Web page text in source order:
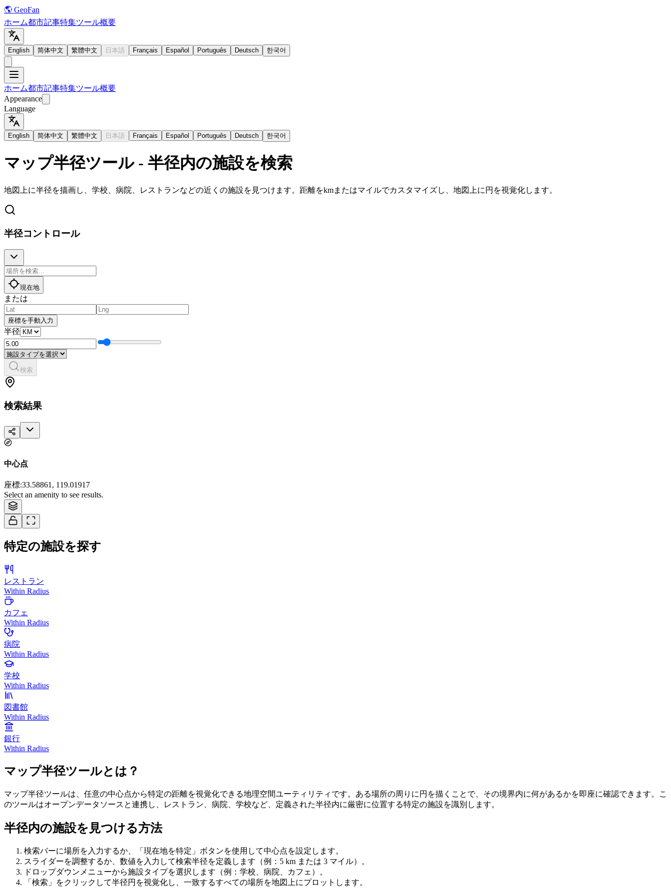
🌎 GeoFan
ホーム都市記事特集ツール概要
English 简体中文 繁體中文 日本語 Français Español Português Deutsch 한국어
ホーム都市記事特集ツール概要
Appearance
Language
English 简体中文 繁體中文 日本語 Français Español Português Deutsch 한국어
マップ半径ツール - 半径内の施設を検索
地図上に半径を描画し、学校、病院、レストランなどの近くの施設を見つけます。距離をkmまたはマイルでカスタマイズし、地図上に円を視覚化します。
半径コントロール
現在地
または
座標を手動入力
半径
検索
検索結果
中心点
座標:33.58861, 119.01917
Select an amenity to see results.
特定の施設を探す
レストラン
Within Radius
カフェ
Within Radius
病院
Within Radius
学校
Within Radius
図書館
Within Radius
銀行
Within Radius
マップ半径ツールとは？
マップ半径ツールは、任意の中心点から特定の距離を視覚化できる地理空間ユーティリティです。ある場所の周りに円を描くことで、その境界内に何があるかを即座に確認できます。こ
のツールはオープンデータソースと連携し、レストラン、病院、学校など、定義された半径内に厳密に位置する特定の施設を識別します。
半径内の施設を見つける方法
検索バーに場所を入力するか、「現在地を特定」ボタンを使用して中心点を設定します。
スライダーを調整するか、数値を入力して検索半径を定義します（例：5 km または 3 マイル）。
ドロップダウンメニューから施設タイプを選択します（例：学校、病院、カフェ）。
「検索」をクリックして半径円を視覚化し、一致するすべての場所を地図上にプロットします。